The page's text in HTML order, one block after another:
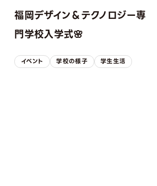
福岡デザイン＆テクノロジー専
門学校入学式🌸
イベント 学校の様子 学生生活